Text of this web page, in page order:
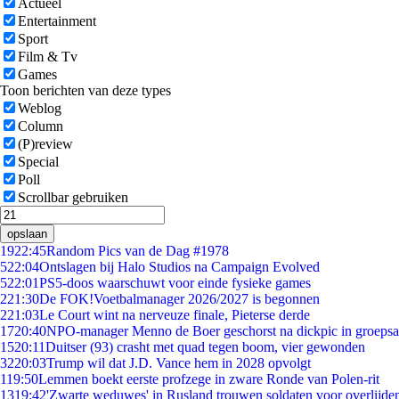
Actueel
Entertainment
Sport
Film & Tv
Games
Toon berichten van deze types
Weblog
Column
(P)review
Special
Poll
Scrollbar gebruiken
opslaan
1922:45Random Pics van de Dag #1978
522:04Ontslagen bij Halo Studios na Campaign Evolved
522:01PS5-doos waarschuwt voor einde fysieke games
221:30De FOK!Voetbalmanager 2026/2027 is begonnen
221:03Le Court wint na nerveuze finale, Pieterse derde
1720:40NPO-manager Menno de Boer geschorst na dickpic in
1520:11Duitser (93) crasht met quad tegen boom, vier gewonden
3220:03Trump wil dat J.D. Vance hem in 2028 opvolgt
119:50Lemmen boekt eerste profzege in zware Ronde van Polen-rit
1319:42'Zwarte weduwes' in Rusland trouwen soldaten voor